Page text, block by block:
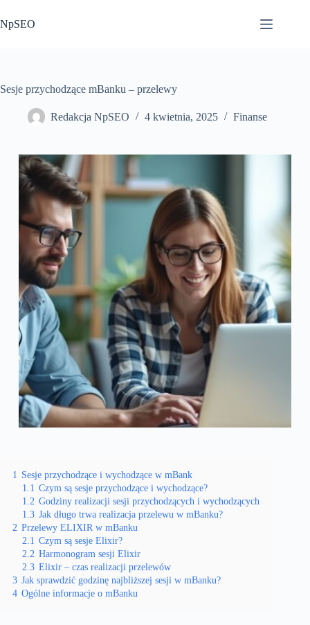
do
treści
NpSEO
Sesje przychodzące mBanku – przelewy
Redakcja NpSEO 4 kwietnia, 2025 Finanse
1 Sesje przychodzące i wychodzące w mBank
1.1 Czym są sesje przychodzące i wychodzące?
1.2 Godziny realizacji sesji przychodzących i wychodzących
1.3 Jak długo trwa realizacja przelewu w mBanku?
2 Przelewy ELIXIR w mBanku
2.1 Czym są sesje Elixir?
2.2 Harmonogram sesji Elixir
2.3 Elixir – czas realizacji przelewów
3 Jak sprawdzić godzinę najbliższej sesji w mBanku?
4 Ogólne informacje o mBanku